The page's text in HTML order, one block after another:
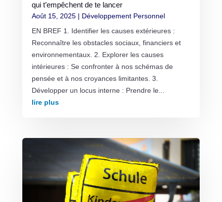
qui t’empêchent de te lancer
Août 15, 2025| Développement Personnel
EN BREF 1. Identifier les causes extérieures :
Reconnaître les obstacles sociaux, financiers et
environnementaux. 2. Explorer les causes
intérieures : Se confronter à nos schémas de
pensée et à nos croyances limitantes. 3.
Développer un locus interne : Prendre le...
lire plus